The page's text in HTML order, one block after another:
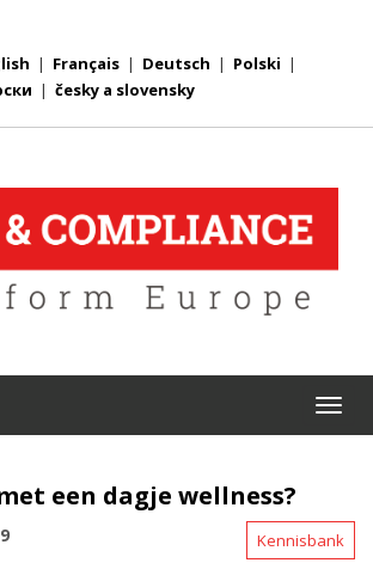
| Français | Deutsch | Polski |
| česky a slovensky
een dagje wellness?
Kennisbank